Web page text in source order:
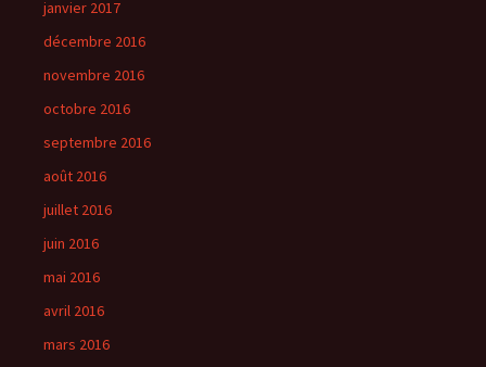
janvier 2017
décembre 2016
novembre 2016
octobre 2016
septembre 2016
août 2016
juillet 2016
juin 2016
mai 2016
avril 2016
mars 2016